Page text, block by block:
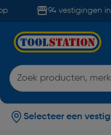
94 vestigingen in
Selecteer een